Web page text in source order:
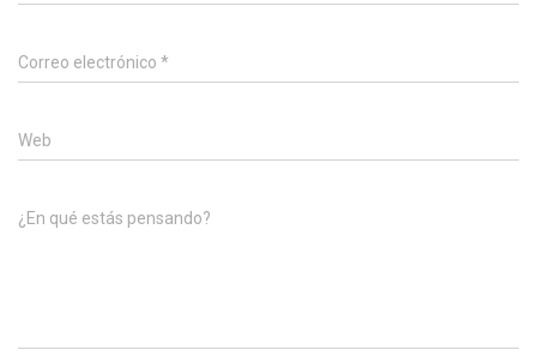
Correo electrónico *
Web
¿En qué estás pensando?